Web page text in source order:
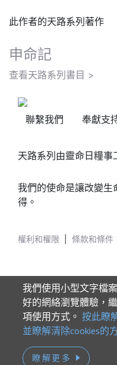
此作者的天路系列著作
申命記
查看天路系列書目 >
聯繫我們 奉獻支
天路系列由靈命日糧事
我們的使命是讓改變生
得。
權利和權限 條款和條件
© 2026 Our
我們使用小型文字檔
好的網絡瀏覽體驗，
項使用方式。 按此瞭
並瞭解清除cookies的
瞭解更多